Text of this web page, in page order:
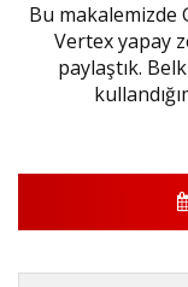
Bu makalemizde
Vertex yapay
paylaştık.